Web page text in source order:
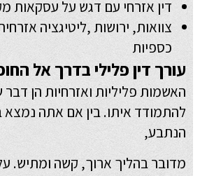
דין אזרחי עם דגש על עסקאות
צוואות, ירושות ,ליטיגציה
כספיות
עורך דין פלילי בדרך אל
האשמות פליליות ואזרחיות הן
להתמודד איתו. בין אם אתה
הנתבע,
מדובר בהליך ארוך, קשה ומתיש.